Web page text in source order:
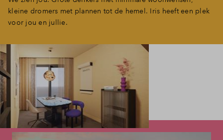
kleine dromers met plannen tot de hemel. Iris heeft een plek
voor jou en jullie.